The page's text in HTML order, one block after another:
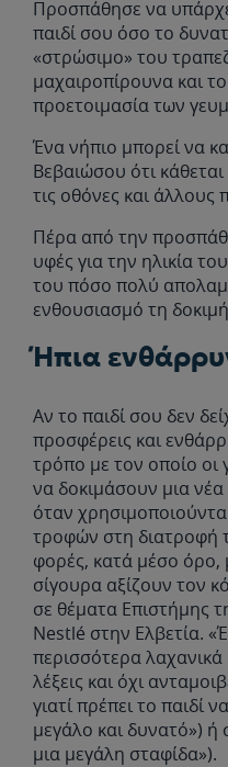
Προσπάθησε να
παιδί σου όσο το
«στρώσιμο» του
μαχαιροπίρουνα και
προετοιμασία των
Ένα νήπιο μπορεί να
Βεβαιώσου ότι
τις οθόνες και άλλους
Πέρα από την
υφές για την ηλικία
του πόσο πολύ
ενθουσιασμό τη
Ήπια
Αν το παιδί σου δεν
προσφέρεις και
τρόπο με τον οποίο οι
να δοκιμάσουν μια νέα
όταν
τροφών στη διατροφή
φορές, κατά μέσο όρο,
σίγουρα αξίζουν τον
σε θέματα Επιστήμης
Nestlé στην Ελβετία.
περισσότερα
λέξεις και όχι
γιατί πρέπει το παιδί
μεγάλο και δυνατό») ή
μια μεγάλη σταφίδα»).